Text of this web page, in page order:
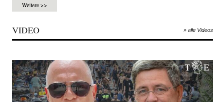
Weitere >>
VIDEO » alle Videos